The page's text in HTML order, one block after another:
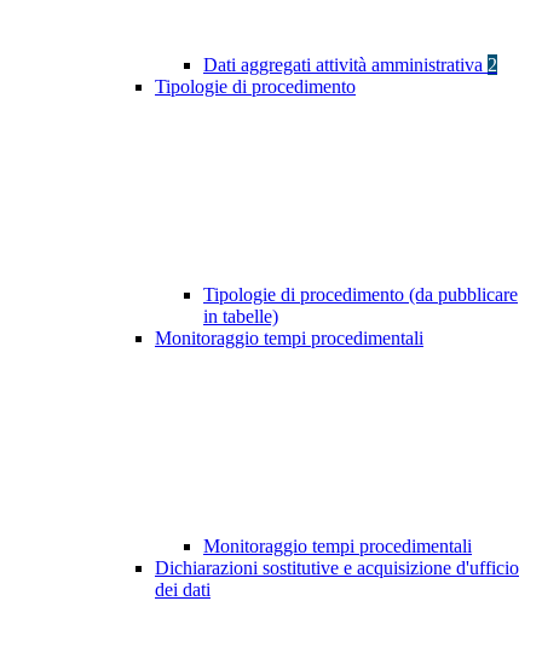
Dati aggregati attività amministrativa 2
Tipologie di procedimento
Tipologie di procedimento (da pubblicare
in tabelle)
Monitoraggio tempi procedimentali
Monitoraggio tempi procedimentali
Dichiarazioni sostitutive e acquisizione d'ufficio
dei dati